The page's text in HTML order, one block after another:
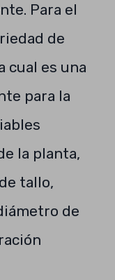
Para el
de
cual es una
para la
la planta,
tallo,
de